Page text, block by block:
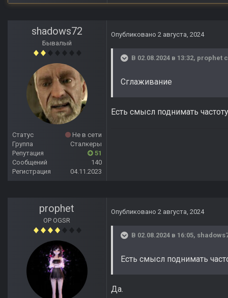
shadows72
Бывалый
Статус
Не в сети
Группа
Сталкеры
Репутация
51
Сообщений
140
Регистрация
04.11.2023
Опубликовано 2 августа, 2024
В 02.08.2024 в 13:32, prophet
Сглаживание
Есть смысл поднимать
prophet
OP OGSR
Опубликовано 2 августа, 2024
В 02.08.2024 в 16:05,
Есть смысл поднимать
Да.